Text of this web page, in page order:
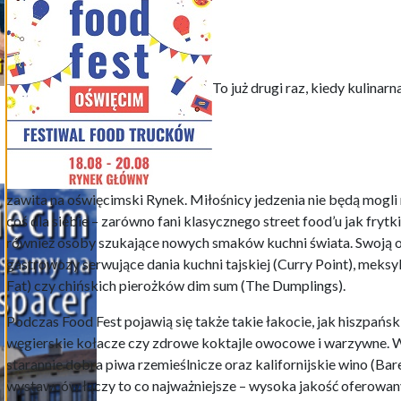
To już drugi raz, kiedy
zawita na oświęcimski Rynek. Miłośnicy jedzenia nie będą
coś dla siebie – zarówno fani klasycznego street food’u jak
również osoby szukające nowych smaków kuchni świata. Swoją
gastrowozy serwujące dania kuchni tajskiej (Curry Point),
Fat) czy chińskich pierożków dim sum (The Dumplings).
Podczas Food Fest pojawią się także takie łakocie, jak
węgierskie kołacze czy zdrowe koktajle owocowe i warzywne.
starannie dobra piwa rzemieślnicze oraz kalifornijskie wino
wystawców łączy to co najważniejsze – wysoka jakość